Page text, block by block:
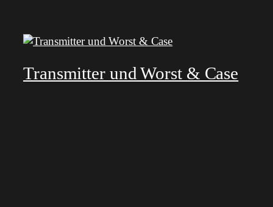
Transmitter und Worst & Case